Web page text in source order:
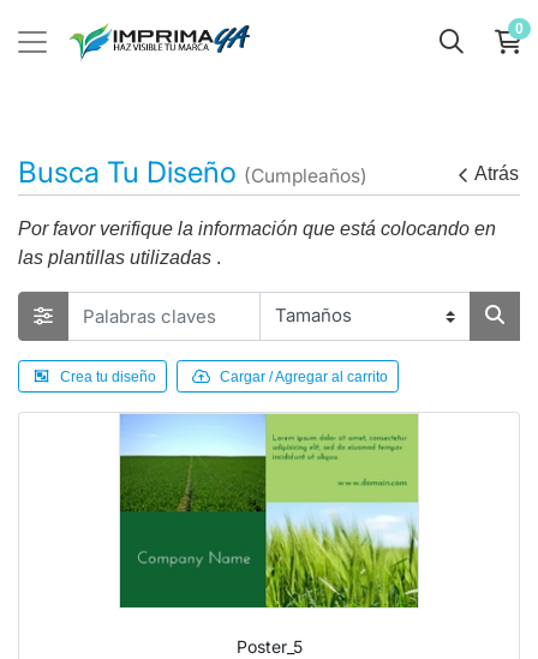
0
Busca Tu Diseño (Cumpleaños) Atrás
Por favor verifique la información que está colocando en
las plantillas utilizadas .
Crea tu diseño Cargar / Agregar al carrito
Poster_5